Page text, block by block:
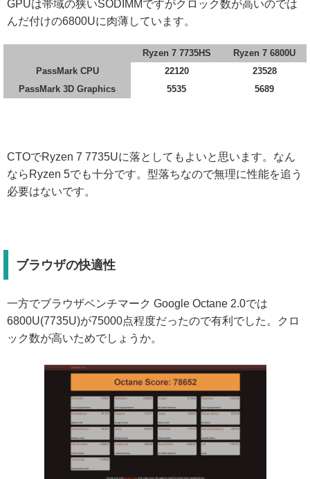
GPUは帯域の狭いSODIMMですがクロック数が高いのでは
んだ付けの6800Uに肉薄しています。
Ryzen 7 7735HS
Ryzen 7 6800U
PassMark CPU
22120
23528
PassMark 3D Graphics
5535 5689
CTOでRyzen 7 7735Uに落としてもよいと思います。なん
ならRyzen 5でも十分です。型落ちなので無理に性能を追う
必要はないです。
ブラウザの快適性
一方でブラウザベンチマーク Google Octane 2.0では
6800U(7735U)が75000点程度だったので有利でした。クロ
ック数が高いためでしょうか。